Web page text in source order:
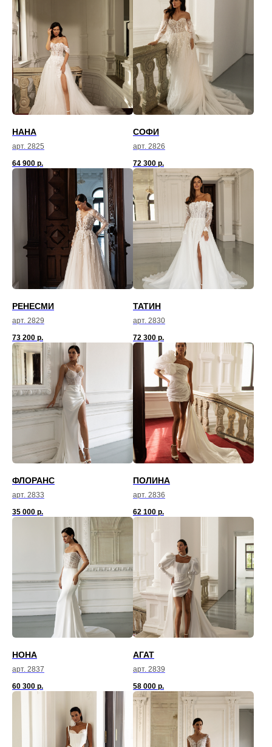
НАНА
арт. 2825
64 900 р.
СОФИ
арт. 2826
72 300 р.
РЕНЕСМИ
арт. 2829
73 200 р.
ТАТИН
арт. 2830
72 300 р.
ФЛОРАНС
арт. 2833
35 000 р.
ПОЛИНА
арт. 2836
62 100 р.
НОНА
арт. 2837
60 300 р.
АГАТ
арт. 2839
58 000 р.